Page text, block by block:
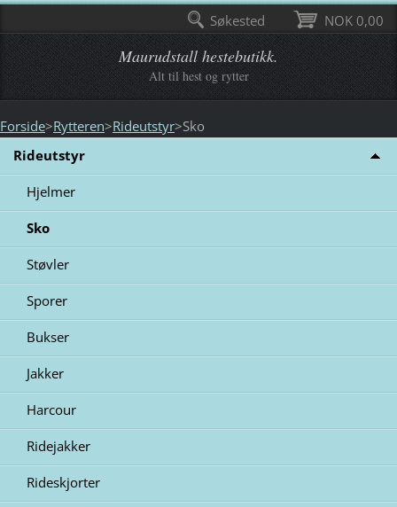
Maurudstall hestebutikk.
Alt til hest og rytter
Forside>Rytteren>Rideutstyr>Sko
Rideutstyr
Hjelmer
Sko
Støvler
Sporer
Bukser
Jakker
Harcour
Ridejakker
Rideskjorter
NOK 0,00
Søkested